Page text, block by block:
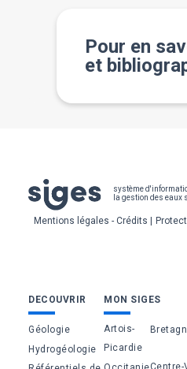
Pour en
et
système
la gestion des eaux
Pied
de
page
Mentions légales - Crédits
Bas
de
page
DECOUVRIR
Géologie
Hydrogéologie
MON SIGES
Artois-
Picardie
Centre-